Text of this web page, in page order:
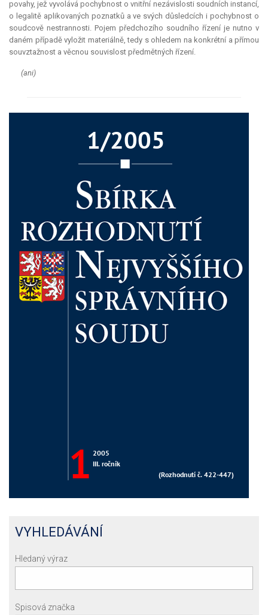
povahy, jež vyvolává pochybnost o vnitřní nezávislosti soudních instancí,
o legalitě aplikovaných poznatků a ve svých důsledcích i pochybnost o
soudcově nestrannosti. Pojem předchozího soudního řízení je nutno v
daném případě vyložit materiálně, tedy s ohledem na konkrétní a přímou
souvztažnost a věcnou souvislost předmětných řízení.
(ani)
VYHLEDÁVÁNÍ
Hledaný výraz
Spisová značka